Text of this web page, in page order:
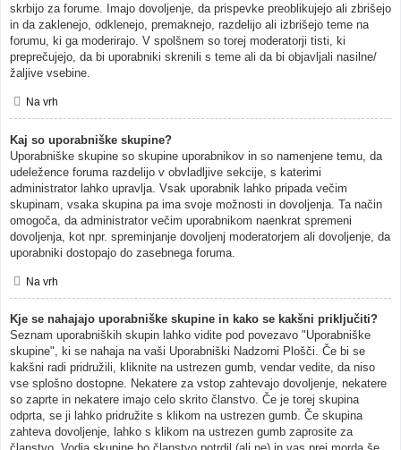
skrbijo za forume. Imajo dovoljenje, da prispevke preoblikujejo ali zbrišejo
in da zaklenejo, odklenejo, premaknejo, razdelijo ali izbrišejo teme na
forumu, ki ga moderirajo. V spolšnem so torej moderatorji tisti, ki
preprečujejo, da bi uporabniki skrenili s teme ali da bi objavljali nasilne/
žaljive vsebine.
Na vrh
Kaj so uporabniške skupine?
Uporabniške skupine so skupine uporabnikov in so namenjene temu, da
udeležence foruma razdelijo v obvladljive sekcije, s katerimi
administrator lahko upravlja. Vsak uporabnik lahko pripada večim
skupinam, vsaka skupina pa ima svoje možnosti in dovoljenja. Ta način
omogoča, da administrator večim uporabnikom naenkrat spremeni
dovoljenja, kot npr. spreminjanje dovoljenj moderatorjem ali dovoljenje, da
uporabniki dostopajo do zasebnega foruma.
Na vrh
Kje se nahajajo uporabniške skupine in kako se kakšni priključiti?
Seznam uporabniških skupin lahko vidite pod povezavo "Uporabniške
skupine", ki se nahaja na vaši Uporabniški Nadzorni Plošči. Če bi se
kakšni radi pridružili, kliknite na ustrezen gumb, vendar vedite, da niso
vse splošno dostopne. Nekatere za vstop zahtevajo dovoljenje, nekatere
so zaprte in nekatere imajo celo skrito članstvo. Če je torej skupina
odprta, se ji lahko pridružite s klikom na ustrezen gumb. Če skupina
zahteva dovoljenje, lahko s klikom na ustrezen gumb zaprosite za